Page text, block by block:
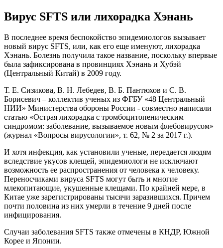
Вирус SFTS или лихорадка Хэнань
В последнее время беспокойство эпидемиологов вызывает
новый вирус SFTS, или, как его еще именуют, лихорадка
Хэнань. Болезнь получила такое название, поскольку впервые
была зафиксирована в провинциях Хэнань и Хубэй
(Центральный Китай) в 2009 году.
Т. Е. Сизикова, В. Н. Лебедев, В. Б. Пантюхов и С. В.
Борисевич – коллектив ученых из ФГБУ «48 Центральный
НИИ» Министерства обороны России - совместно написали
статью «Острая лихорадка с тромбоцитопеническим
синдромом: заболевание, вызываемое новым флебовирусом»
(журнал «Вопросы вирусологии», т. 62, № 2 за 2017 г.).
И хотя инфекция, как установили ученые, передается людям
вследствие укусов клещей, эпидемиологи не исключают
возможность ее распространения от человека к человеку.
Переносчиками вируса SFTS могут быть и многие
млекопитающие, укушенные клещами. По крайней мере, в
Китае уже зарегистрированы тысячи заразившихся. Причем
почти половина из них умерли в течение 9 дней после
инфицирования.
Случаи заболевания SFTS также отмечены в КНДР, Южной
Корее и Японии.